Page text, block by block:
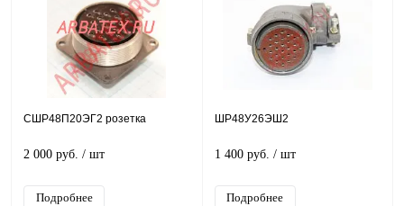
СШР48П20ЭГ2 розетка
2 000 руб. / шт
Подробнее
ШР48У26ЭШ2
1 400 руб. / шт
Подробнее